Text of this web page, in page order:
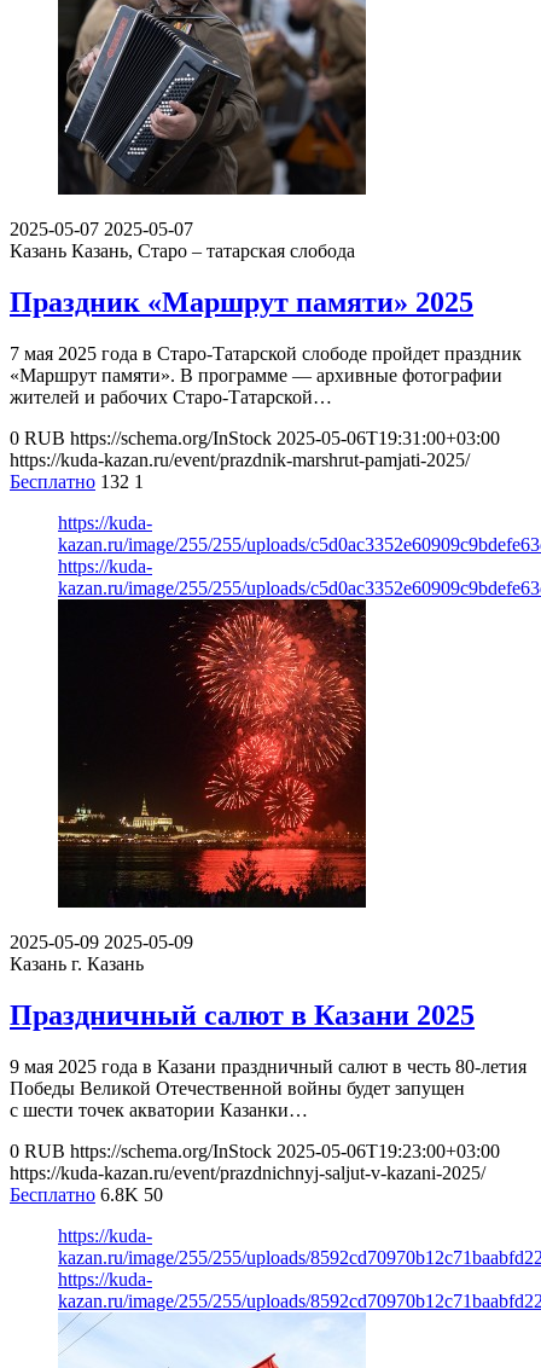
2025-05-07 2025-05-07
Казань Казань, Старо – татарская слобода
Праздник «Маршрут памяти» 2025
7 мая 2025 года в Старо-Татарской слободе пройдет праздник
«Маршрут памяти». В программе — архивные фотографии
жителей и рабочих Старо-Татарской…
0 RUB https://schema.org/InStock 2025-05-06T19:31:00+03:00
https://kuda-kazan.ru/event/prazdnik-marshrut-pamjati-2025/
Бесплатно 132 1
https://kuda-
kazan.ru/image/255/255/uploads/
https://kuda-
kazan.ru/image/255/255/uploads/
2025-05-09 2025-05-09
Казань г. Казань
Праздничный салют в Казани 2025
9 мая 2025 года в Казани праздничный салют в честь 80-летия
Победы Великой Отечественной войны будет запущен
с шести точек акватории Казанки…
0 RUB https://schema.org/InStock 2025-05-06T19:23:00+03:00
https://kuda-kazan.ru/event/prazdnichnyj-saljut-v-kazani-2025/
Бесплатно 6.8K 50
https://kuda-
kazan.ru/image/255/255/uploads/
https://kuda-
kazan.ru/image/255/255/uploads/